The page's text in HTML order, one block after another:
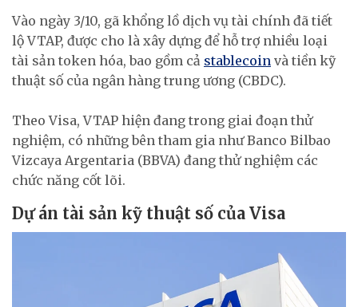
Vào ngày 3/10, gã khổng lồ dịch vụ tài chính đã tiết
lộ VTAP, được cho là xây dựng để hỗ trợ nhiều loại
tài sản token hóa, bao gồm cả stablecoin và tiền kỹ
thuật số của ngân hàng trung ương (CBDC).
Theo Visa, VTAP hiện đang trong giai đoạn thử
nghiệm, có những bên tham gia như Banco Bilbao
Vizcaya Argentaria (BBVA) đang thử nghiệm các
chức năng cốt lõi.
Dự án tài sản kỹ thuật số của Visa